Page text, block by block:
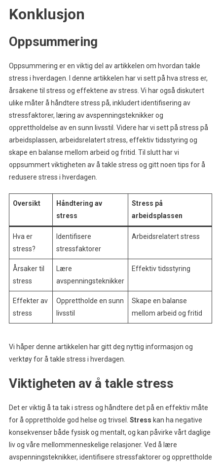
Konklusjon
Oppsummering
Oppsummering er en viktig del av artikkelen om hvordan takle
stress i hverdagen. I denne artikkelen har vi sett på hva stress er,
årsakene til stress og effektene av stress. Vi har også diskutert
ulike måter å håndtere stress på, inkludert identifisering av
stressfaktorer, læring av avspenningsteknikker og
opprettholdelse av en sunn livsstil. Videre har vi sett på stress på
arbeidsplassen, arbeidsrelatert stress, effektiv tidsstyring og
skape en balanse mellom arbeid og fritid. Til slutt har vi
oppsummert viktigheten av å takle stress og gitt noen tips for å
redusere stress i hverdagen.
Oversikt
Håndtering av
stress
Stress på
arbeidsplassen
Hva er
stress?
Identifisere
stressfaktorer
Arbeidsrelatert stress
Årsaker til
stress
Lære
avspenningsteknikker
Effektiv tidsstyring
Effekter av
stress
Opprettholde en sunn
livsstil
Skape en balanse
mellom arbeid og fritid
Vi håper denne artikkelen har gitt deg nyttig informasjon og
verktøy for å takle stress i hverdagen.
Viktigheten av å takle stress
Det er viktig å ta tak i stress og håndtere det på en effektiv måte
for å opprettholde god helse og trivsel. Stress kan ha negative
konsekvenser både fysisk og mentalt, og kan påvirke vårt daglige
liv og våre mellommenneskelige relasjoner. Ved å lære
avspenningsteknikker, identifisere stressfaktorer og opprettholde